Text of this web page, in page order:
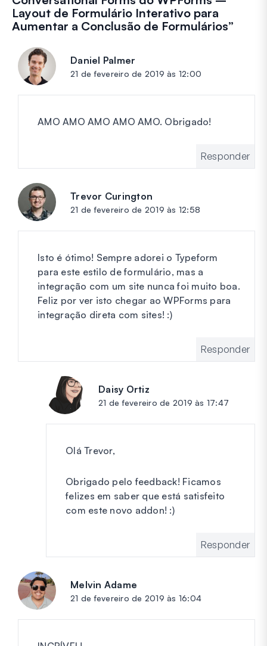
Layout de Formulário Interativo para
Aumentar a Conclusão de Formulários”
Daniel Palmer
21 de fevereiro de 2019 às 12:00
AMO AMO AMO AMO AMO. Obrigado!
Responder
Trevor Curington
21 de fevereiro de 2019 às 12:58
Isto é ótimo! Sempre adorei o Typeform
para este estilo de formulário, mas a
integração com um site nunca foi muito boa.
Feliz por ver isto chegar ao WPForms para
integração direta com sites! :)
Responder
Daisy Ortiz
21 de fevereiro de 2019 às 17:47
Olá Trevor,
Obrigado pelo feedback! Ficamos
felizes em saber que está satisfeito
com este novo addon! :)
Responder
Melvin Adame
21 de fevereiro de 2019 às 16:04